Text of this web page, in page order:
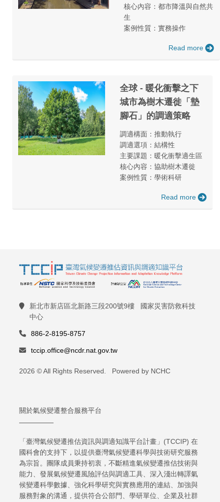
核心內容：都市降溫與自然共
生
案例性質：實務操作
Read more
全球 - 暖化衝擊之下
城市為樹木遷徙「墊
腳石」的調適策略
調適構面：推動執行
調適選項：結構性
主要課題：暖化衝擊適生區
核心內容：協助樹木遷徙
案例性質：學術科研
Read more
新北市新店區北新路三段200號9樓 國家災害防救科技
中心
886-2-8195-8757
tccip.office@ncdr.nat.gov.tw
2026 © All Rights Reserved. Powered by NCHC
關於氣候變遷整合服務平台
「臺灣氣候變遷推估資訊與調適知識平台計畫」(TCCIP) 在
國科會的支持下，以提供臺灣氣候變遷科學與技術研究服務
為宗旨。團隊成員秉持初衷，不斷精進氣候變遷推估技術與
能力、發展氣候變遷風險評估與調適工具、深入淺出轉譯氣
候變遷科學數據、強化科學研究與實務應用的連結、加強與
服務對象的溝通，提供符合公部門、學研單位、企業及社群